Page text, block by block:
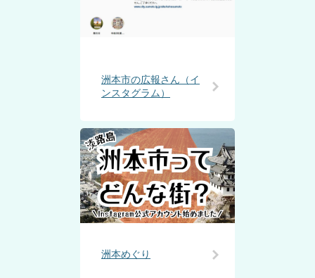
洲本市の広報さん（イ
ンスタグラム）
洲本めぐり